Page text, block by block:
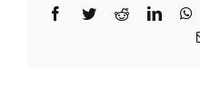
Facebook
TwitterReddit